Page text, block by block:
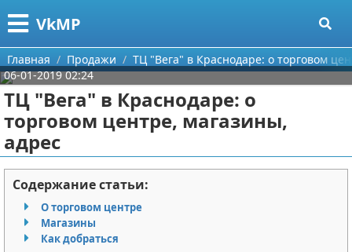
VkMP
Меню
Главная
Категории
Сельское хозяйство
Разное
Идеи бизнеса
Для руководителя
Поиск
О проекте
Контакты
Сотрудничество
Главная Продажи
ТЦ "Вега" в Краснодаре: о торговом
06-01-2019 02:24
ТЦ "Вега" в Краснодаре: о
торговом центре, магазины,
адрес
Содержание статьи:
О торговом центре
Магазины
Как добраться